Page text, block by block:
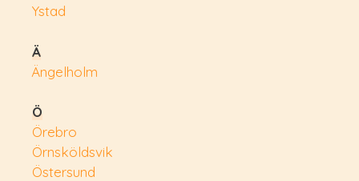
Ystad
Ä
Ängelholm
Ö
Örebro
Örnsköldsvik
Östersund